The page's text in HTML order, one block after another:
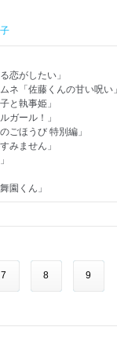
ス
ころが想の元カノ・莉乃
（火）発売！
「私の彼氏棚」に参加し
。
カードを作成しました。
ードを作成しました。
ス
恋がしたい」
「佐藤くんの甘い呪
と執事姫」
ガール！」
ごほうび 特別編」
みません」
」
園くん」
かしない」
編」
きのエール」
7 8 9